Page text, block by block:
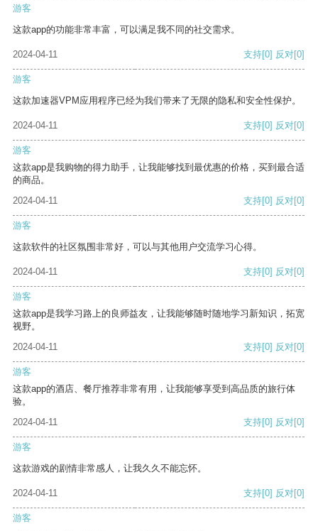
游客
这款app的功能非常丰富，可以满足我不同的社交需求。
2024-04-11 支持[0] 反对[0]
游客
这款加速器VPM应用程序已经为我们带来了无限的隐私和安全性保护。
2024-04-11 支持[0] 反对[0]
游客
这款app是我购物的得力助手，让我能够找到最优惠的价格，买到最合适
的商品。
2024-04-11
支持[0] 反对[0]
游客
这款软件的社区氛围非常好，可以与其他用户交流学习心得。
2024-04-11 支持[0] 反对[0]
游客
这款app是我学习路上的良师益友，让我能够随时随地学习新知识，拓宽
视野。
2024-04-11
支持[0] 反对[0]
游客
这款app的酒店、餐厅推荐非常有用，让我能够享受到高品质的旅行体
验。
2024-04-11
支持[0] 反对[0]
游客
这款游戏的剧情非常感人，让我久久不能忘怀。
2024-04-11 支持[0] 反对[0]
游客